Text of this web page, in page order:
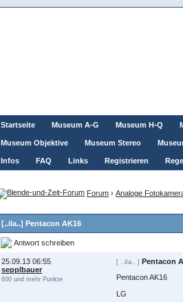
Startseite Museum A-G Museum H-Q
Museum Objektive Museum Stereo
Infos FAQ Links Registrieren
Forum › Analoge
[..iIa..] Pentacon AK16
Antwort schreiben
25.09.13 06:55
sepplbauer
600 und mehr Punkte
[ ..iIa.. ] Pentacon
Pentacon AK16
LG